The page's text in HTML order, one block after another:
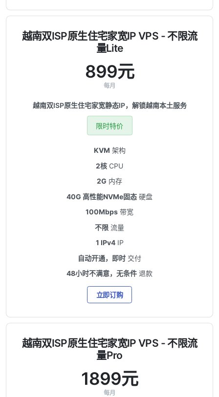
越南双ISP原生住宅家宽IP VPS - 不限流
量Lite
899元
每月
越南双ISP原生住宅家宽静态IP，解锁越南本土服务
限时特价
KVM 架构
2核 CPU
2G 内存
40G 高性能NVMe固态 硬盘
100Mbps 带宽
不限 流量
1 IPv4IP
自动开通，即时 交付
48小时不满意，无条件 退款
立即订购
越南双ISP原生住宅家宽IP VPS - 不限流
量Pro
1899元
每月